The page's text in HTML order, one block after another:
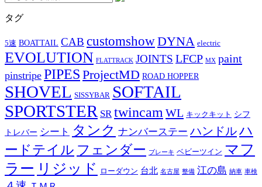
タグ
5速 BOATTAIL CAB customshowDYNA electric
EVOLUTION FLATTRACK JOINTS LFCP MX paint
pinstripe PIPES ProjectMD ROAD HOPPER
SHOVEL SISSYBAR SOFTAIL
SPORTSTER SR twincamWL キックキット シフ
トレバー シート タンク ナンバーステー ハンドルハ
ードテイル フェンダー ブレーキ ベビーツイン マフ
ラー リジッド ローダウン 台北 名古屋 整備 江の島 納車 車検